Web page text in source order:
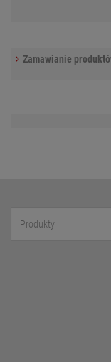
Zamawianie